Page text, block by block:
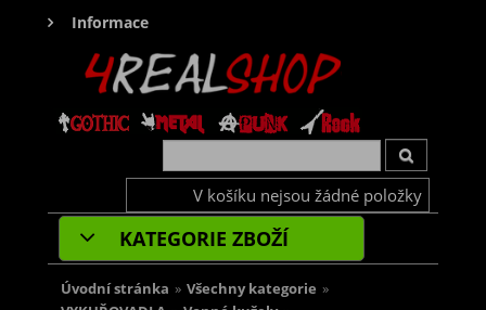
Informace
V košíku nejsou žádné položky
KATEGORIE ZBOŽÍ
Úvodní stránka » Všechny kategorie »